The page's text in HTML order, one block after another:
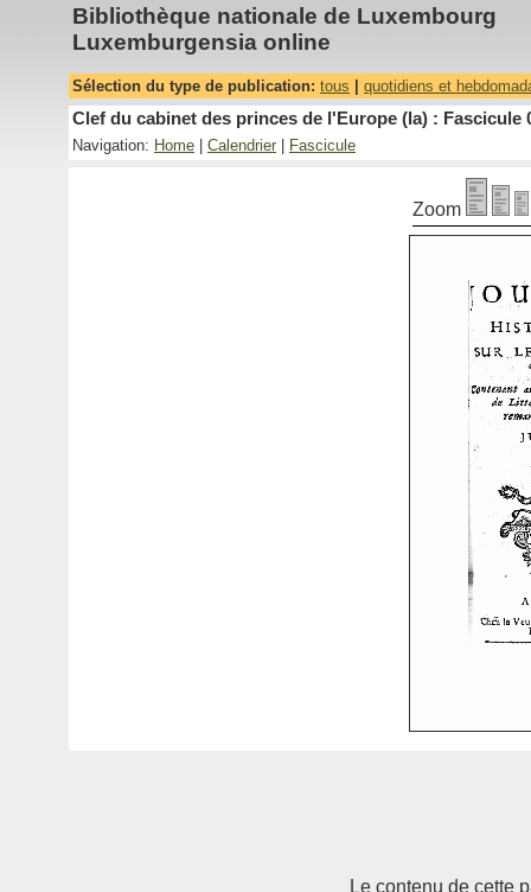
Bibliothèque nationale de Luxembourg
Luxemburgensia online
Sélection du type de publication: tous quotidiens et
Clef du cabinet des princes de l'Europe (la) : Fascicule
Navigation: Home Calendrier Fascicule
Zoom
Le contenu de cette